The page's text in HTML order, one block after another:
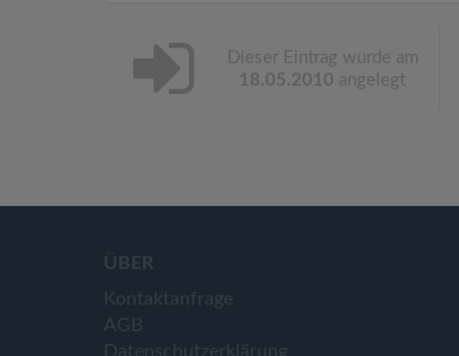
Dieser Eintrag wurde am
18.05.2010 angelegt
ÜBER
Kontaktanfrage
AGB
Datenschutzerklärung